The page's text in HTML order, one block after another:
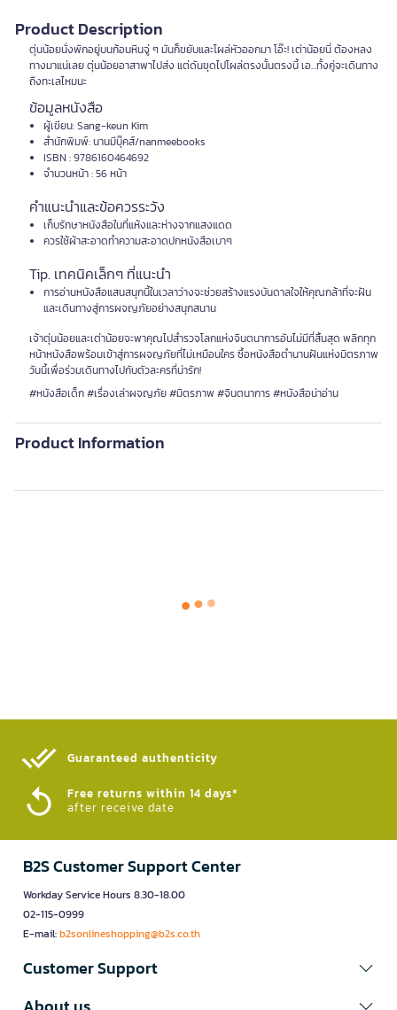
Product Description
ตุ่นน้อยนั่งพักอยู่บนก้อนหินจู่ ๆ มันก็ขยับและโผล่หัวออกมา โอ๊ะ! เต่าน้อยนี่ ต้องหลง
ทางมาแน่เลย ตุ่นน้อยอาสาพาไปส่ง แต่ดันขุดไปโผล่ตรงนั้นตรงนี้ เอ...ทั้งคู่จะเดินทาง
ถึงทะเลไหมนะ
ข้อมูลหนังสือ
ผู้เขียน: Sang-keun Kim
สำนักพิมพ์: นานมีบุ๊คส์/nanmeebooks
ISBN : 9786160464692
จำนวนหน้า : 56 หน้า
คำแนะนำและข้อควรระวัง
เก็บรักษาหนังสือในที่แห้งและห่างจากแสงแดด
ควรใช้ผ้าสะอาดทำความสะอาดปกหนังสือเบาๆ
Tip. เทคนิคเล็กๆ ที่แนะนำ
การอ่านหนังสือแสนสนุกนี้ในเวลาว่างจะช่วยสร้างแรงบันดาลใจให้คุณกล้าที่จะฝัน
และเดินทางสู่การผจญภัยอย่างสนุกสนาน
เจ้าตุ่นน้อยและเต่าน้อยจะพาคุณไปสำรวจโลกแห่งจินตนาการอันไม่มีที่สิ้นสุด พลิกทุก
หน้าหนังสือพร้อมเข้าสู่การผจญภัยที่ไม่เหมือนใคร ซื้อหนังสือตำนานฝันแห่งมิตรภาพ
วันนี้เพื่อร่วมเดินทางไปกับตัวละครที่น่ารัก!
#หนังสือเด็ก #เรื่องเล่าผจญภัย #มิตรภาพ #จินตนาการ #หนังสือน่าอ่าน
Product Information
Guaranteed authenticity​
Free returns within 14 days*
after receive date
B2S Customer Support Center
Workday Service Hours 8.30-18.00
02-115-0999
E-mail:b2sonlineshopping@b2s.co.th
Customer Support